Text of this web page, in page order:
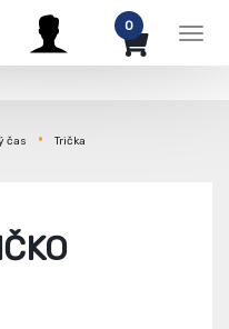
0
čas Trička